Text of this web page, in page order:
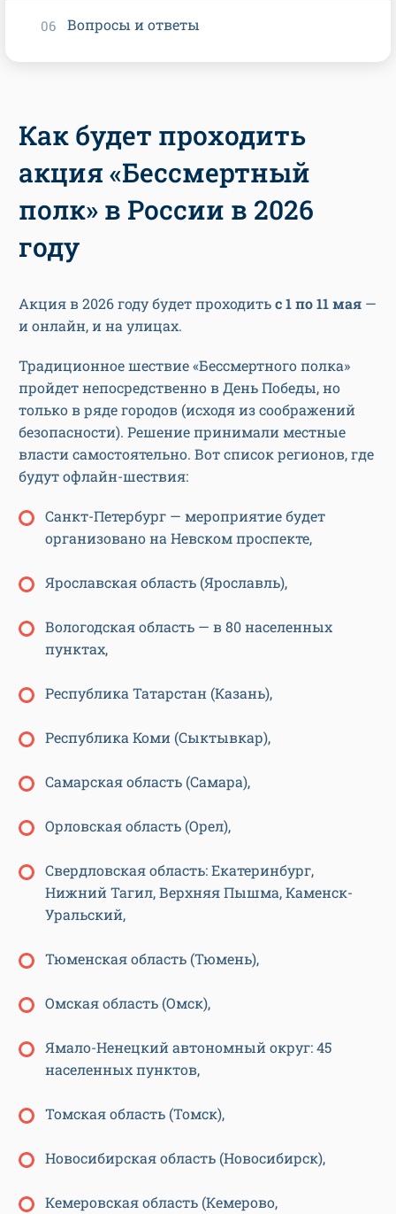
Как будет проходить
акция «Бессмертный
полк» в России в 2026
году
Акция в 2026 году будет проходитьс 1 по 11 мая —
и онлайн, и на улицах.
Традиционное шествие «Бессмертного полка»
пройдет непосредственно в День Победы, но
только в ряде городов (исходя из соображений
безопасности). Решение принимали местные
власти самостоятельно. Вот список регионов, где
будут офлайн-шествия:
Санкт-Петербург — мероприятие будет
организовано на Невском проспекте,
Ярославская область (Ярославль),
Вологодская область — в 80 населенных
пунктах,
Республика Татарстан (Казань),
Республика Коми (Сыктывкар),
Самарская область (Самара),
Орловская область (Орел),
Свердловская область: Екатеринбург,
Нижний Тагил, Верхняя Пышма, Каменск-
Уральский,
Тюменская область (Тюмень),
Омская область (Омск),
Ямало-Ненецкий автономный округ: 45
населенных пунктов,
Томская область (Томск),
Новосибирская область (Новосибирск),
Кемеровская область (Кемерово,
Вопросы и ответы